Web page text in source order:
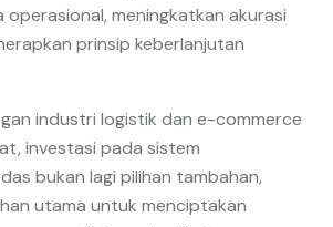
operasional, meningkatkan akurasi
prinsip keberlanjutan
industri logistik dan e-commerce
investasi pada sistem
bukan lagi pilihan tambahan,
utama untuk menciptakan